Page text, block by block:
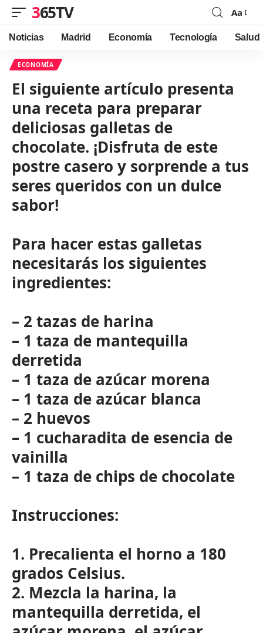
365TV
Font
Resizer
Aa
Noticias Madrid Economía Tecnología Salud
ECONOMÍA
El siguiente artículo presenta
una receta para preparar
deliciosas galletas de
chocolate. ¡Disfruta de este
postre casero y sorprende a tus
seres queridos con un dulce
sabor!
Para hacer estas galletas
necesitarás los siguientes
ingredientes:
– 2 tazas de harina
– 1 taza de mantequilla
derretida
– 1 taza de azúcar morena
– 1 taza de azúcar blanca
– 2 huevos
– 1 cucharadita de esencia de
vainilla
– 1 taza de chips de chocolate
Instrucciones:
1. Precalienta el horno a 180
grados Celsius.
2. Mezcla la harina, la
mantequilla derretida, el